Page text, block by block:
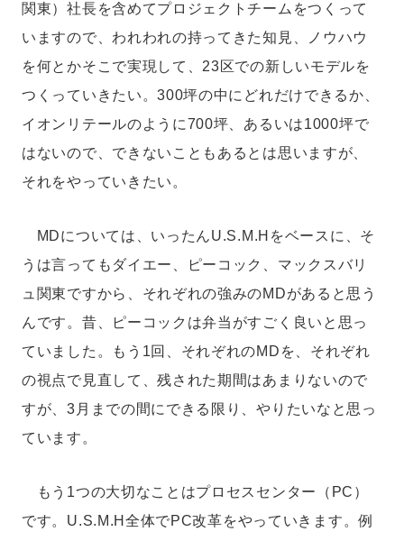
関東）社長を含めてプロジェクトチームをつくって
いますので、われわれの持ってきた知見、ノウハウ
を何とかそこで実現して、23区での新しいモデルを
つくっていきたい。300坪の中にどれだけできるか、
イオンリテールのように700坪、あるいは1000坪で
はないので、できないこともあるとは思いますが、
それをやっていきたい。
MDについては、いったんU.S.M.Hをベースに、そ
うは言ってもダイエー、ピーコック、マックスバリ
ュ関東ですから、それぞれの強みのMDがあると思う
んです。昔、ピーコックは弁当がすごく良いと思っ
ていました。もう1回、それぞれのMDを、それぞれ
の視点で見直して、残された期間はあまりないので
すが、3月までの間にできる限り、やりたいなと思っ
ています。
もう1つの大切なことはプロセスセンター（PC）
です。U.S.M.H全体でPC改革をやっていきます。例